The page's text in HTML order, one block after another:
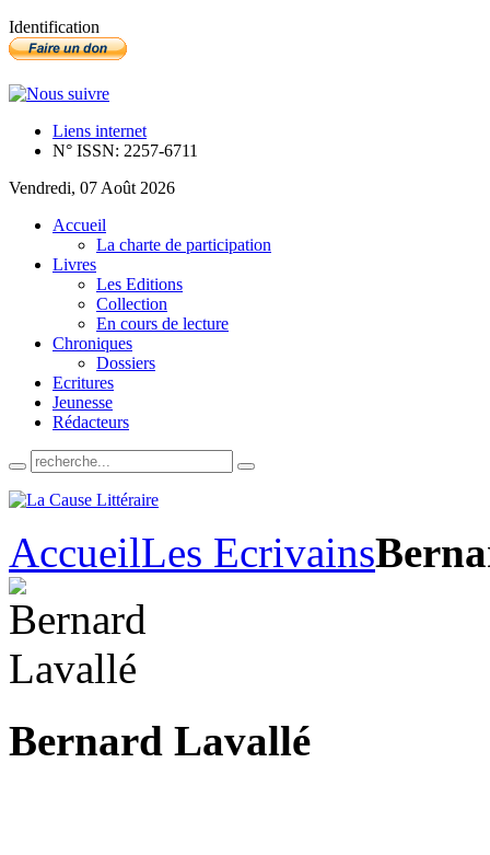
Identification
Liens internet
N° ISSN: 2257-6711
Vendredi, 07 Août 2026
Accueil
La charte de participation
Livres
Les Editions
Collection
En cours de lecture
Chroniques
Dossiers
Ecritures
Jeunesse
Rédacteurs
AccueilLes Ecrivains
Bernard Lavallé